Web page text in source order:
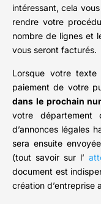
intéressant, cela
rendre votre
nombre de lignes et
vous seront facturés.
Lorsque votre
paiement de votre
dans le prochain
votre
d’annonces légales
sera ensuite
(tout savoir sur l’
document est
création d’entreprise